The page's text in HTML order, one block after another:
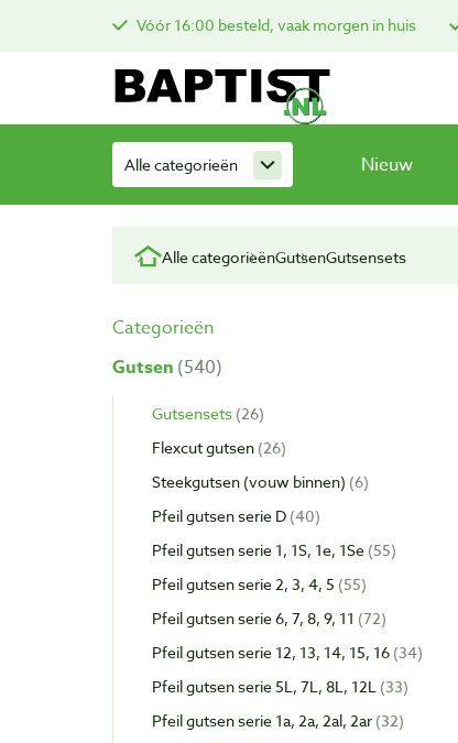
Vóór 16:00 besteld, vaak morgen in huis
Alle categorieën Nieuw
Alle categorieënGutsenGutsensets
Categorieën
Gutsen 540
Gutsensets 26
Flexcut gutsen 26
Steekgutsen (vouw binnen) 6
Pfeil gutsen serie D 40
Pfeil gutsen serie 1, 1S, 1e, 1Se 55
Pfeil gutsen serie 2, 3, 4, 5 55
Pfeil gutsen serie 6, 7, 8, 9, 11 72
Pfeil gutsen serie 12, 13, 14, 15, 16 34
Pfeil gutsen serie 5L, 7L, 8L, 12L 33
Pfeil gutsen serie 1a, 2a, 2al, 2ar 32